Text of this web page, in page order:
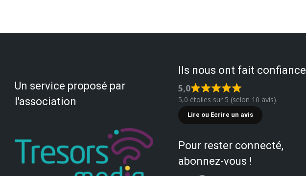
Un service proposé par
l'association
Ils nous ont fait confiance
5,0
5,0 étoiles sur 5 (selon 10 avis)
Lire ou Ecrire un avis
Pour rester connecté,
abonnez-vous !